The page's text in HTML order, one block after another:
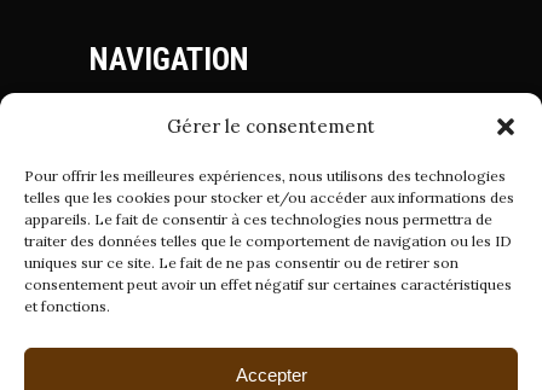
Gérer le consentement
Pour offrir les meilleures expériences, nous utilisons des technologies
telles que les cookies pour stocker et/ou accéder aux informations des
appareils. Le fait de consentir à ces technologies nous permettra de
traiter des données telles que le comportement de navigation ou les ID
uniques sur ce site. Le fait de ne pas consentir ou de retirer son
consentement peut avoir un effet négatif sur certaines caractéristiques
et fonctions.
Accepter
NAVIGATION
Mentions Légales
Politique de Confidentialité
Conditions Générales de Vente
Suivez-nous sur